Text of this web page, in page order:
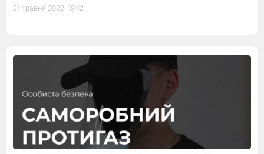
21 травня 2022, 19:12